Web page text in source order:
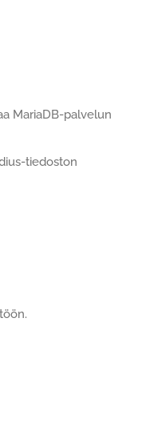
MariaDB-palvelun
tiedoston